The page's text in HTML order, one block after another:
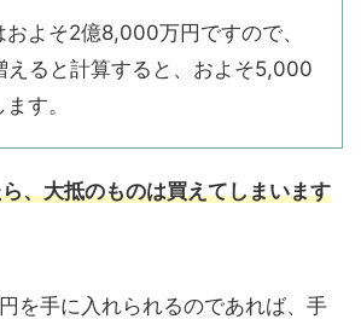
よそ2億8,000万円ですので、
えると計算すると、およそ5,000
す。
、大抵のものは買えてしまいます
を手に入れられるのであれば、手